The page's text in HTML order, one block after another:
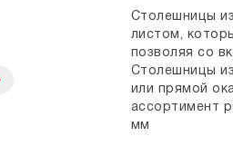
Столешницы
листом,
позволяя со
Столешницы
или прямой
ассортимент
мм